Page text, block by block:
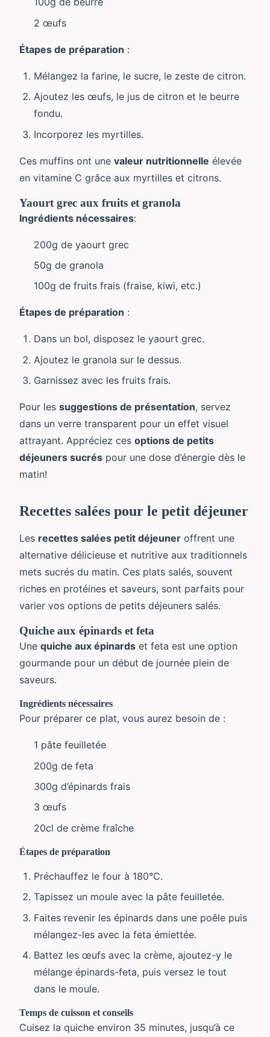
2 œufs
Étapes de préparation :
Mélangez la farine, le sucre, le zeste de citron.
Ajoutez les œufs, le jus de citron et le beurre
fondu.
Incorporez les myrtilles.
Ces muffins ont une valeur nutritionnelle élevée
en vitamine C grâce aux myrtilles et citrons.
Yaourt grec aux fruits et granola
Ingrédients nécessaires:
200g de yaourt grec
50g de granola
100g de fruits frais (fraise, kiwi, etc.)
Étapes de préparation :
Dans un bol, disposez le yaourt grec.
Ajoutez le granola sur le dessus.
Garnissez avec les fruits frais.
Pour les suggestions de présentation, servez
dans un verre transparent pour un effet visuel
attrayant. Appréciez ces options de petits
déjeuners sucrés pour une dose d’énergie dès le
matin!
Recettes salées pour le petit déjeuner
Les recettes salées petit déjeuner offrent une
alternative délicieuse et nutritive aux traditionnels
mets sucrés du matin. Ces plats salés, souvent
riches en protéines et saveurs, sont parfaits pour
varier vos options de petits déjeuners salés.
Quiche aux épinards et feta
Une quiche aux épinards et feta est une option
gourmande pour un début de journée plein de
saveurs.
Ingrédients nécessaires
Pour préparer ce plat, vous aurez besoin de :
1 pâte feuilletée
200g de feta
300g d’épinards frais
3 œufs
20cl de crème fraîche
Étapes de préparation
Préchauffez le four à 180°C.
Tapissez un moule avec la pâte feuilletée.
Faites revenir les épinards dans une poêle puis
mélangez-les avec la feta émiettée.
Battez les œufs avec la crème, ajoutez-y le
mélange épinards-feta, puis versez le tout
dans le moule.
Temps de cuisson et conseils
Cuisez la quiche environ 35 minutes, jusqu’à ce